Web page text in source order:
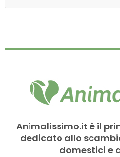
Animalissimo.it è il
dedicato allo
domestici e